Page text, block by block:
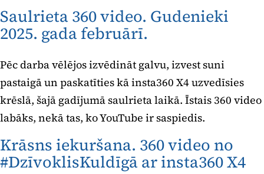
Saulrieta 360 video. Gudenieki
2025. gada februārī.
Pēc darba vēlējos izvēdināt galvu, izvest suni
pastaigā un paskatīties kā insta360 X4 uzvedīsies
krēslā, šajā gadījumā saulrieta laikā. Īstais 360 video
labāks, nekā tas, ko YouTube ir saspiedis.
Krāsns iekuršana. 360 video no
#DzīvoklisKuldīgā ar insta360 X4